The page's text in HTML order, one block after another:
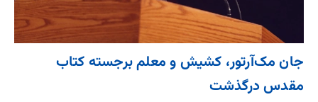
جان مک‌آرتور، کشیش و معلم برجسته کتاب
مقدس درگذشت